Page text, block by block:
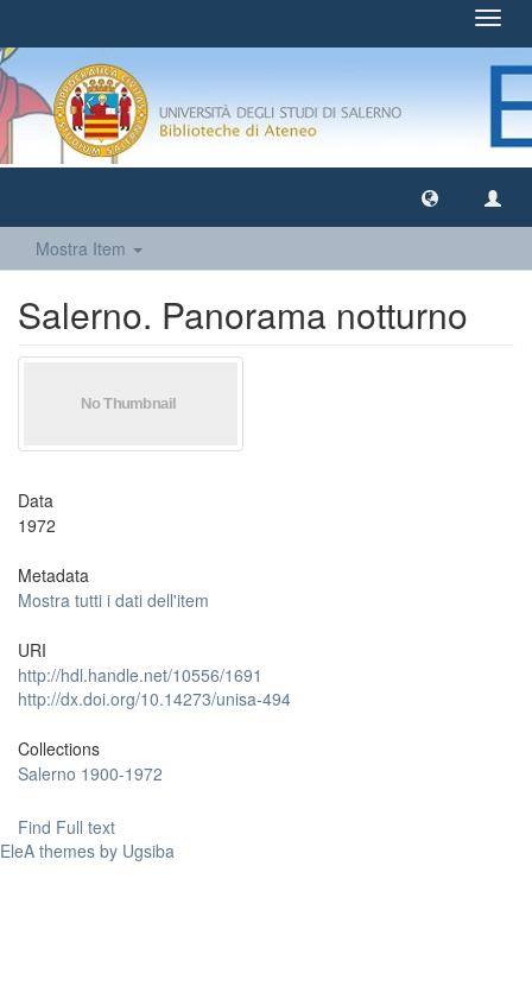
Mostra Item
Salerno. Panorama notturno
Data
1972
Metadata
Mostra tutti i dati dell'item
URI
http://hdl.handle.net/10556/1691
http://dx.doi.org/10.14273/unisa-494
Collections
Salerno 1900-1972
Find Full text
EleA themes by Ugsiba